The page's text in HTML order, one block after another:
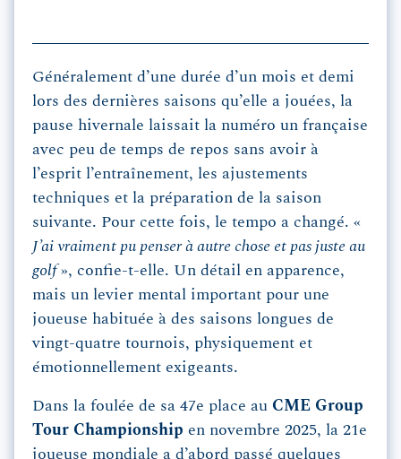
Généralement d’une durée d’un mois et demi
lors des dernières saisons qu’elle a jouées, la
pause hivernale laissait la numéro un française
avec peu de temps de repos sans avoir à
l’esprit l’entraînement, les ajustements
techniques et la préparation de la saison
suivante. Pour cette fois, le tempo a changé. «
J’ai vraiment pu penser à autre chose et pas juste au
golf», confie-t-elle. Un détail en apparence,
mais un levier mental important pour une
joueuse habituée à des saisons longues de
vingt-quatre tournois, physiquement et
émotionnellement exigeants.
Dans la foulée de sa 47e place au CME Group
Tour Championship en novembre 2025, la 21e
joueuse mondiale a d’abord passé quelques